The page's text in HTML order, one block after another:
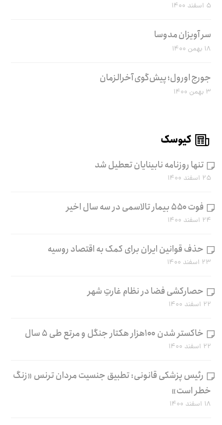
۵ اسفند ۱۴۰۰
سر آویزان مدوسا
۱۸ بهمن ۱۴۰۰
جورج اورول؛ پیش‌گوی آخرالزمان
۳ بهمن ۱۴۰۰
کیوسک
تنها روزنامه نابینایان تعطیل شد
۲۵ اسفند ۱۴۰۰
فوت ۵۵۰ بیمار تالاسمی در سه سال اخیر
۲۴ اسفند ۱۴۰۰
حذف قوانین ایران برای کمک به اقتصاد روسیه
۲۳ اسفند ۱۴۰۰
حصارکشی فضا در نظام غارتِ شهر
۲۲ اسفند ۱۴۰۰
خاکستر شدن ۱۰۰هزار هکتار جنگل و مرتع طی ۵ سال
۲۲ اسفند ۱۴۰۰
رئیس پزشکی قانونی: تطبیق جنسیت مردان ترنس «زنگ
خطر است»
۱۸ اسفند ۱۴۰۰